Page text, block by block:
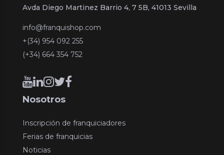
Avda Diego Martinez Barrio 4, 7 5B, 41013 Sevilla
info@franquishop.com
+(34) 954 092 255
(+34) 664 354 752
Nosotros
Inscripción de franquiciadores
Ferias de franquicias
Noticias